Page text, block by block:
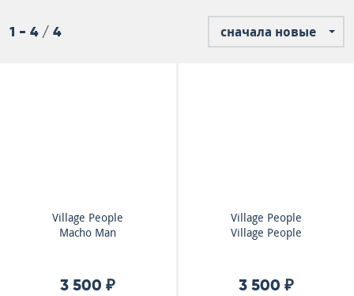
1 - 4 / 4 сначала новые
Village People
Macho Man
3 500 ₽
Village People
Village People
3 500 ₽